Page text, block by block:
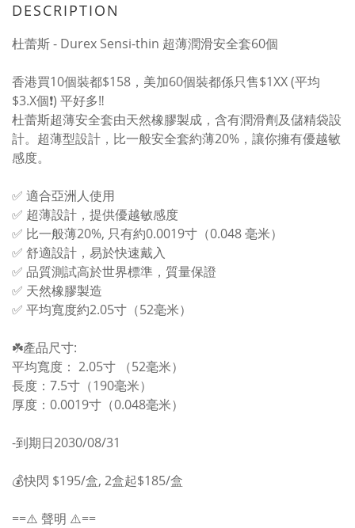
DESCRIPTION
杜蕾斯 - Durex Sensi-thin 超薄潤滑安全套60個
香港買10個裝都$158，美加60個裝都係只售$1XX (平均
$3.X個❗) 平好多‼️
杜蕾斯超薄安全套由天然橡膠製成，含有潤滑劑及儲精袋設
計。超薄型設計，比一般安全套約薄20%，讓你擁有優越敏
感度。
✅ 適合亞洲人使用
✅ 超薄設計，提供優越敏感度
✅ 比一般薄20%, 只有約0.0019寸（0.048 毫米）
✅ 舒適設計，易於快速戴入
✅ 品質測試高於世界標準，質量保證
✅ 天然橡膠製造
✅ 平均寬度約2.05寸（52毫米）
☘️產品尺寸:
平均寬度： 2.05寸 （52毫米）
長度：7.5寸（190毫米）
厚度：0.0019寸（0.048毫米）
-到期日2030/08/31
💰快閃 $195/盒, 2盒起$185/盒
==⚠️ 聲明 ⚠️==